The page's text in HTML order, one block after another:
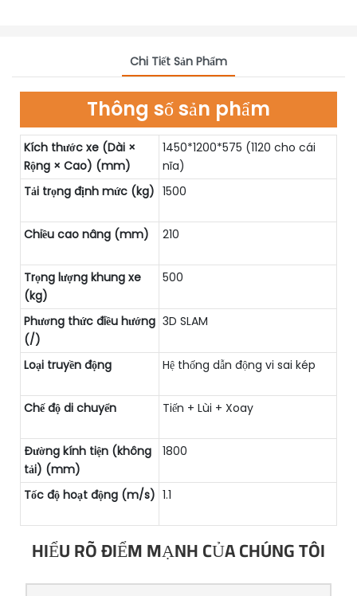
Chi Tiết Sản Phẩm
Thông số sản phẩm
Kích thước xe (Dài ×
Rộng × Cao) (mm)
1450*1200*575 (1120 cho cái
nĩa)
Tải trọng định mức (kg) 1500
Chiều cao nâng (mm) 210
Trọng lượng khung xe
(kg)
500
Phương thức điều hướng
(/)
3D SLAM
Loại truyền động Hệ thống dẫn động vi sai kép
Chế độ di chuyển Tiến + Lùi + Xoay
Đường kính tiện (không
tải) (mm)
1800
Tốc độ hoạt động (m/s) 1.1
HIỂU RÕ ĐIỂM MẠNH CỦA CHÚNG TÔI